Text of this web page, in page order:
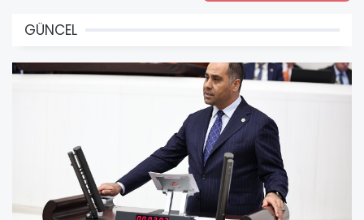
GÜNCEL